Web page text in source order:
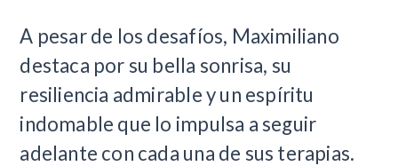
A pesar de los desafíos, Maximiliano
destaca por su bella sonrisa, su
resiliencia admirable y un espíritu
indomable que lo impulsa a seguir
adelante con cada una de sus terapias.